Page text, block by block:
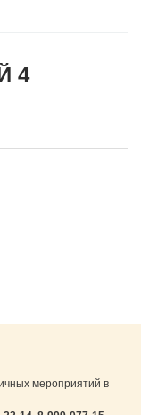
4
мероприятий в